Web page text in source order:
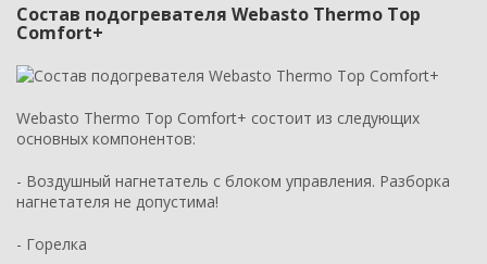
Состав подогревателя Webasto Thermo Top
Comfort+
Webasto Thermo Top Comfort+ состоит из следующих
основных компонентов:
- Воздушный нагнетатель с блоком управления. Разборка
нагнетателя не допустима!
- Горелка